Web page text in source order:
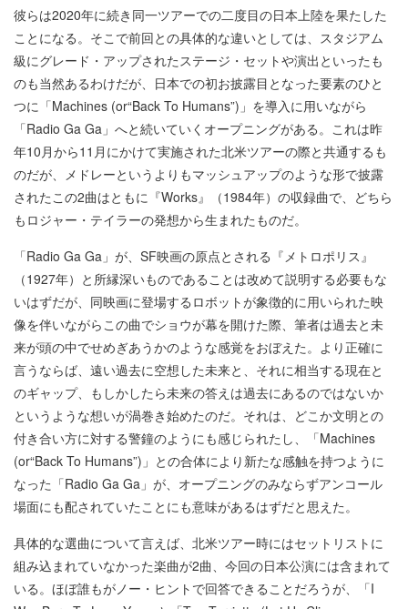
彼らは2020年に続き同一ツアーでの二度目の日本上陸を果たした
ことになる。そこで前回との具体的な違いとしては、スタジアム
級にグレード・アップされたステージ・セットや演出といったも
のも当然あるわけだが、日本での初お披露目となった要素のひと
つに「Machines (or“Back To Humans”)」を導入に用いながら
「Radio Ga Ga」へと続いていくオープニングがある。これは昨
年10月から11月にかけて実施された北米ツアーの際と共通するも
のだが、メドレーというよりもマッシュアップのような形で披露
されたこの2曲はともに『Works』（1984年）の収録曲で、どちら
もロジャー・テイラーの発想から生まれたものだ。
「Radio Ga Ga」が、SF映画の原点とされる『メトロポリス』
（1927年）と所縁深いものであることは改めて説明する必要もな
いはずだが、同映画に登場するロボットが象徴的に用いられた映
像を伴いながらこの曲でショウが幕を開けた際、筆者は過去と未
来が頭の中でせめぎあうかのような感覚をおぼえた。より正確に
言うならば、遠い過去に空想した未来と、それに相当する現在と
のギャップ、もしかしたら未来の答えは過去にあるのではないか
というような想いが渦巻き始めたのだ。それは、どこか文明との
付き合い方に対する警鐘のようにも感じられたし、「Machines
(or“Back To Humans”)」との合体により新たな感触を持つように
なった「Radio Ga Ga」が、オープニングのみならずアンコール
場面にも配されていたことにも意味があるはずだと思えた。
具体的な選曲について言えば、北米ツアー時にはセットリストに
組み込まれていなかった楽曲が2曲、今回の日本公演には含まれて
いる。ほぼ誰もがノー・ヒントで回答できることだろうが、「I